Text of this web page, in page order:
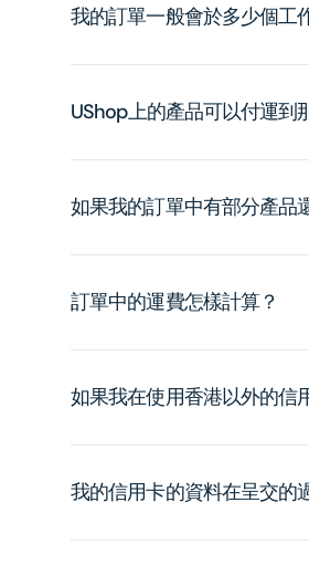
我的訂單一般會於多少個工
UShop上的產品可以付運到
如果我的訂單中有部分產品
訂單中的運費怎樣計算？
如果我在使用香港以外的信
我的信用卡的資料在呈交的